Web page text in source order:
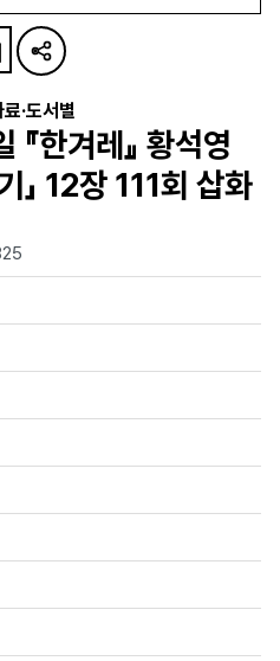
·도서별
한겨레』 황석영
」 12장 111회 삽화